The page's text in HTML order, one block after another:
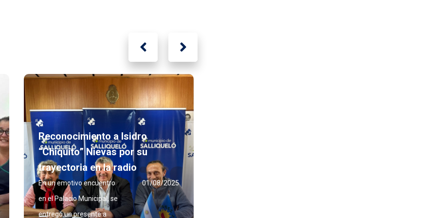
Reconocimiento a Isidro
“Chiquito” Nievas por su
trayectoria en la radio
En un emotivo encuentro
en el Palacio Municipal, se
entregó un presente a
01/08/2025